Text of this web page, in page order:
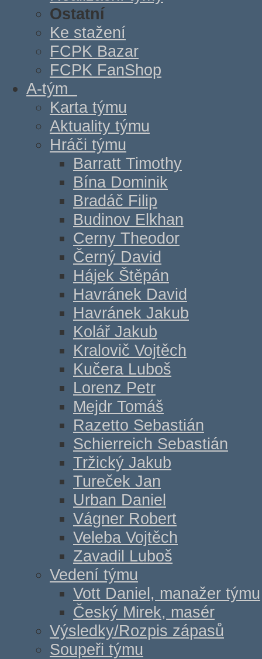
Ostatní
Ke stažení
FCPK Bazar
FCPK FanShop
A-tým
Karta týmu
Aktuality týmu
Hráči týmu
Barratt Timothy
Bína Dominik
Bradáč Filip
Budinov Elkhan
Cerny Theodor
Černý David
Hájek Štěpán
Havránek David
Havránek Jakub
Kolář Jakub
Kralovič Vojtěch
Kučera Luboš
Lorenz Petr
Mejdr Tomáš
Razetto Sebastián
Schierreich Sebastián
Tržický Jakub
Tureček Jan
Urban Daniel
Vágner Robert
Veleba Vojtěch
Zavadil Luboš
Vedení týmu
Vott Daniel, manažer týmu
Český Mirek, masér
Výsledky/Rozpis zápasů
Soupeři týmu